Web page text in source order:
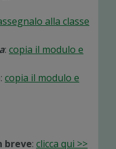
alla classe
: copia il modulo e
: copia il modulo e
breve: clicca qui >>